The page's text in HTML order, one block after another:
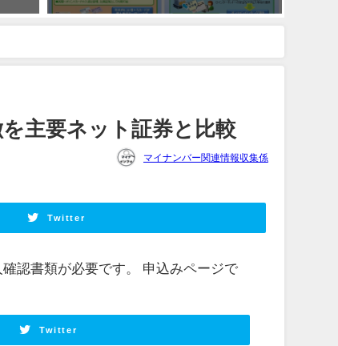
主要ネット証券と比較
マイナンバー関連情報収集係
Twitter
認書類が必要です。 申込みページで
Twitter